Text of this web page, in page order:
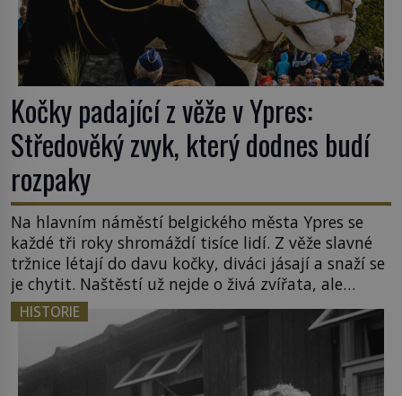
Kočky padající z věže v Ypres:
Středověký zvyk, který dodnes budí
rozpaky
Na hlavním náměstí belgického města Ypres se
každé tři roky shromáždí tisíce lidí. Z věže slavné
tržnice létají do davu kočky, diváci jásají a snaží se
je chytit. Naštěstí už nejde o živá zvířata, ale
jenom o plyšové suvenýry. Kdysi to ale bylo jinak.
Tato veselá podívaná připomíná jeden z
nejpodivnějších a zároveň nejkrutějších zvyků […]
HISTORIE